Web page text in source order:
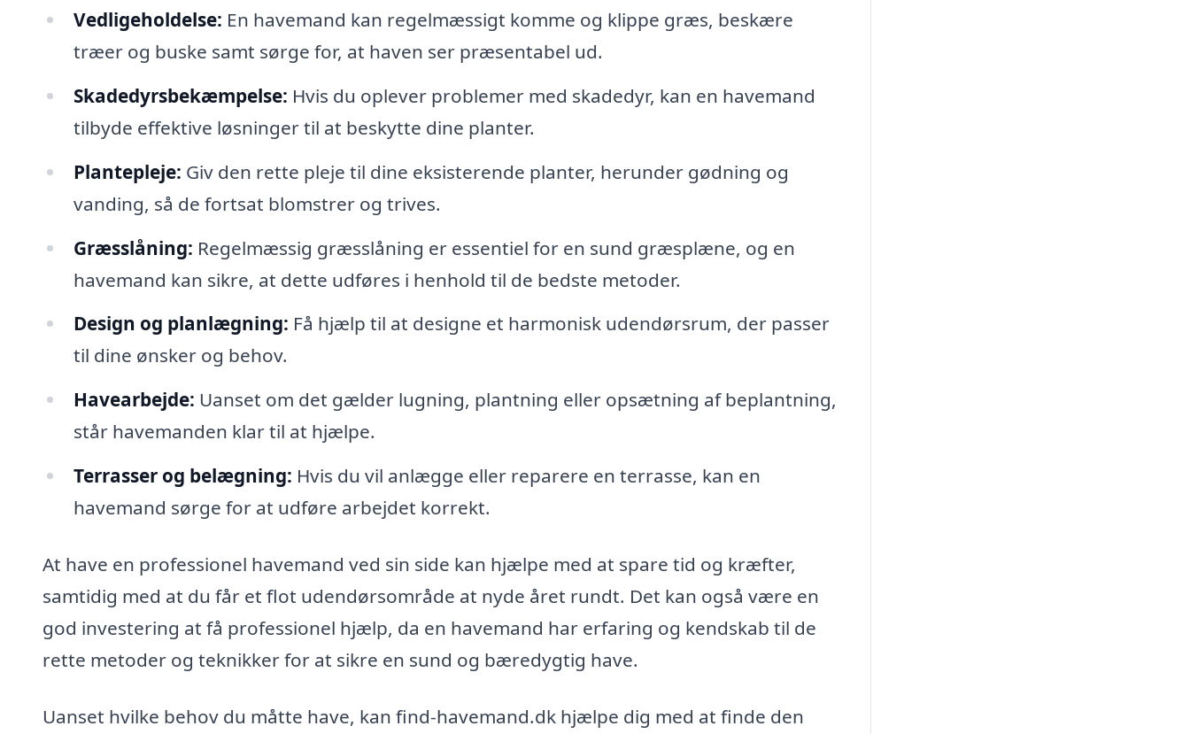
Vedligeholdelse: En havemand kan regelmæssigt komme og klippe græs, beskære
træer og buske samt sørge for, at haven ser præsentabel ud.
Skadedyrsbekæmpelse: Hvis du oplever problemer med skadedyr, kan en havemand
tilbyde effektive løsninger til at beskytte dine planter.
Plantepleje: Giv den rette pleje til dine eksisterende planter, herunder gødning og
vanding, så de fortsat blomstrer og trives.
Græsslåning: Regelmæssig græsslåning er essentiel for en sund græsplæne, og en
havemand kan sikre, at dette udføres i henhold til de bedste metoder.
Design og planlægning: Få hjælp til at designe et harmonisk udendørsrum, der passer
til dine ønsker og behov.
Havearbejde: Uanset om det gælder lugning, plantning eller opsætning af beplantning,
står havemanden klar til at hjælpe.
Terrasser og belægning: Hvis du vil anlægge eller reparere en terrasse, kan en
havemand sørge for at udføre arbejdet korrekt.
At have en professionel havemand ved sin side kan hjælpe med at spare tid og kræfter,
samtidig med at du får et flot udendørsområde at nyde året rundt. Det kan også være en
god investering at få professionel hjælp, da en havemand har erfaring og kendskab til de
rette metoder og teknikker for at sikre en sund og bæredygtig have.
Uanset hvilke behov du måtte have, kan find-havemand.dk hjælpe dig med at finde den